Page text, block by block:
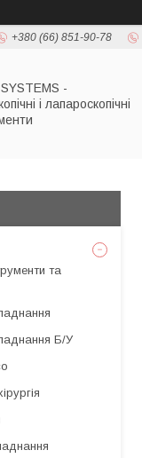
+380 (66) 851-90-78
-
і лапароскопічні
та
Б/У